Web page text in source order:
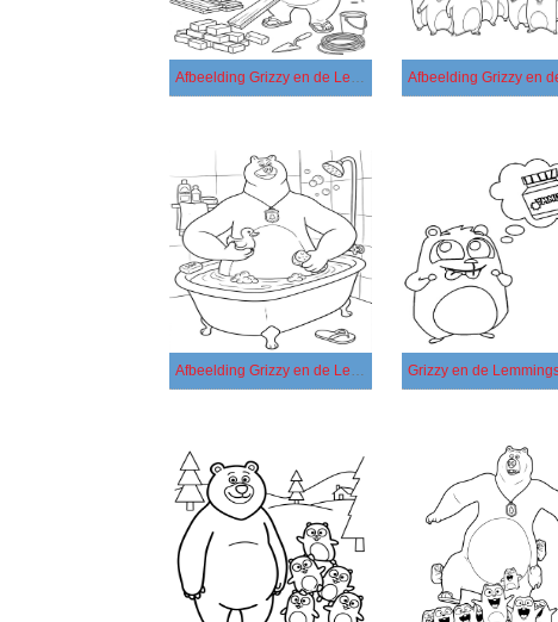
Afbeelding Grizzy en de Lemmings afdrukbaar
Afbeelding Grizzy en de Lemmings